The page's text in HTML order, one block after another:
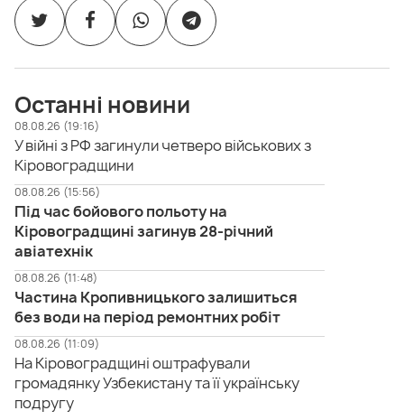
Останні новини
08.08.26 (19:16)
У війні з РФ загинули четверо військових з
Кіровоградщини
08.08.26 (15:56)
Під час бойового польоту на
Кіровоградщині загинув 28-річний
авіатехнік
08.08.26 (11:48)
Частина Кропивницького залишиться
без води на період ремонтних робіт
08.08.26 (11:09)
На Кіровоградщині оштрафували
громадянку Узбекистану та її українську
подругу